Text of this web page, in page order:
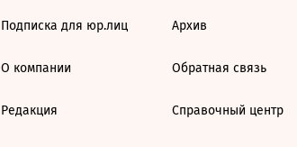
Подписка для юр.лиц
О компании
Редакция
Архив
Обратная связь
Справочный центр